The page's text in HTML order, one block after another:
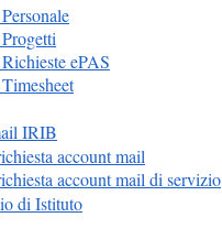
ePAS
IRIB
account mail
account mail di servizio
di Istituto